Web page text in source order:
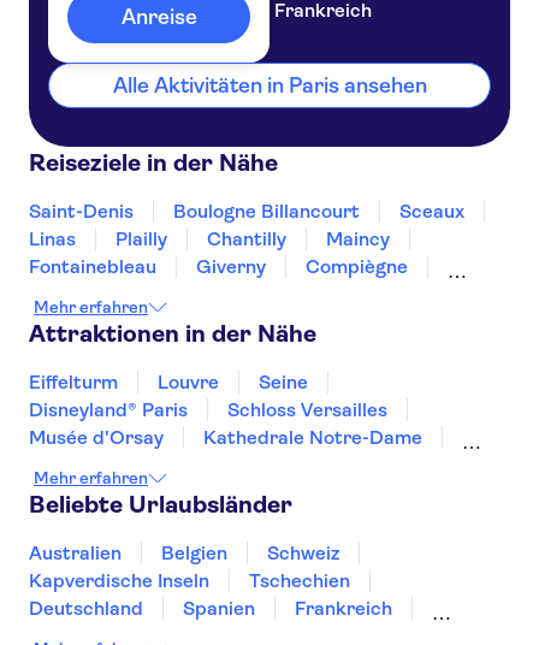
Anreise Frankreich
Alle Aktivitäten in Paris ansehen
Reiseziele in der Nähe
Saint-Denis Boulogne Billancourt
Sceaux
Linas
Plailly Chantilly
Maincy
Fontainebleau
Giverny
Compiègne
Mehr erfahren
Attraktionen in der Nähe
Eiffelturm Louvre
Seine
Disneyland® Paris
Schloss Versailles
Musée d'Orsay
Kathedrale Notre-Dame
Sainte Chapelle und Conciergerie
Ausflüge von Paris
Day trips to Monaco
Day trips to Eze
Loiretal und Schlösser
French Riviera day trips
Day trips to Antibes
Mehr erfahren
Beliebte Urlaubsländer
Australien Belgien
Schweiz
Kapverdische Inseln
Tschechien
Deutschland
Spanien
Frankreich